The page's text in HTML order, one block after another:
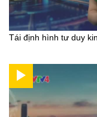
Tái định hình tư duy